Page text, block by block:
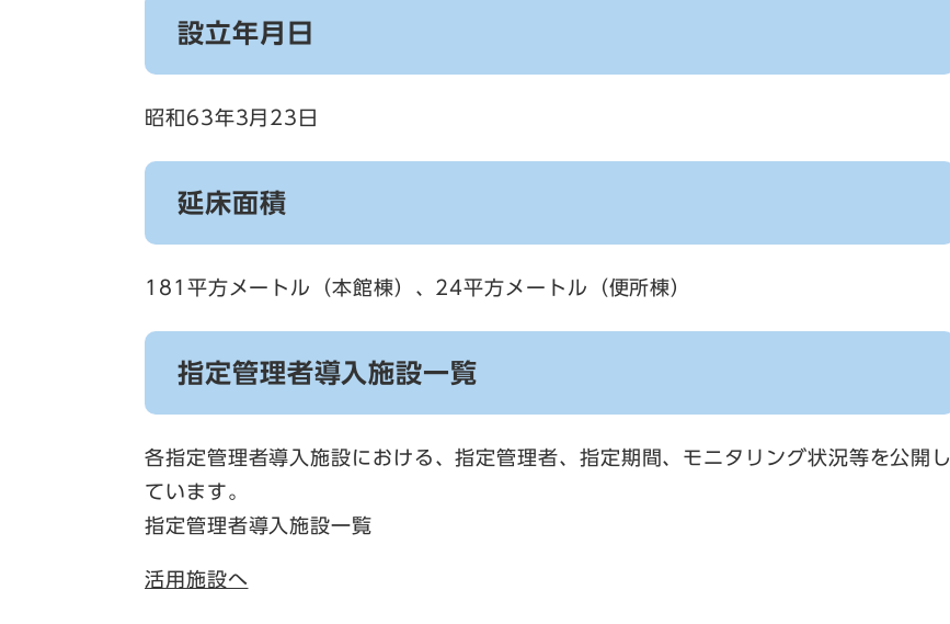
設立年月日
昭和63年3月23日
延床面積
181平方メートル（本館棟）、24平方メートル（便所棟）
指定管理者導入施設一覧
各指定管理者導入施設における、指定管理者、指定期間、モニタリング状況等を公開し
ています。
指定管理者導入施設一覧
活用施設へ